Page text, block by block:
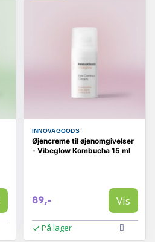
INNOVAGOODS
Øjencreme til øjenomgivelser
- Vibeglow Kombucha 15 ml
89,- Vis
På lager